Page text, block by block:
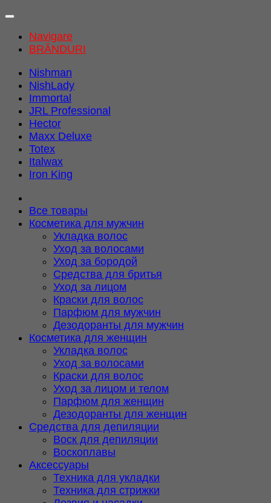
Navigare
BRĂNDURI
Nishman
NishLady
Immortal
JRL Professional
Hector
Maxx Deluxe
Totex
Italwax
Iron King
Все товары
Косметика для мужчин
Укладка волос
Уход за волосами
Уход за бородой
Средства для бритья
Уход за лицом
Краски для волос
Парфюм для мужчин
Дезодоранты для мужчин
Косметика для женщин
Укладка волос
Уход за волосами
Краски для волос
Уход за лицом и телом
Парфюм для женщин
Дезодоранты для женщин
Средства для депиляции
Воск для депиляции
Воскоплавы
Аксессуары
Техника для укладки
Техника для стрижки